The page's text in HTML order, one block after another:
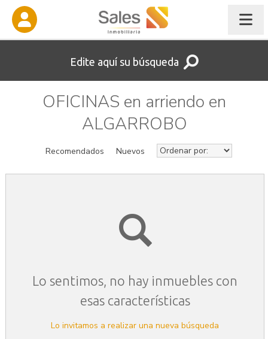
Edite aquí su búsqueda
OFICINAS en arriendo en
ALGARROBO
Recomendados Nuevos
Lo sentimos, no hay inmuebles con
esas características
Lo invitamos a realizar una nueva búsqueda